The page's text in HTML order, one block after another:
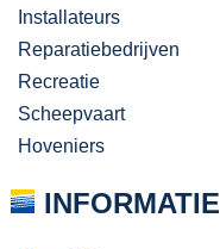
Installateurs
Reparatiebedrijven
Recreatie
Scheepvaart
Hoveniers
INFORMATIE